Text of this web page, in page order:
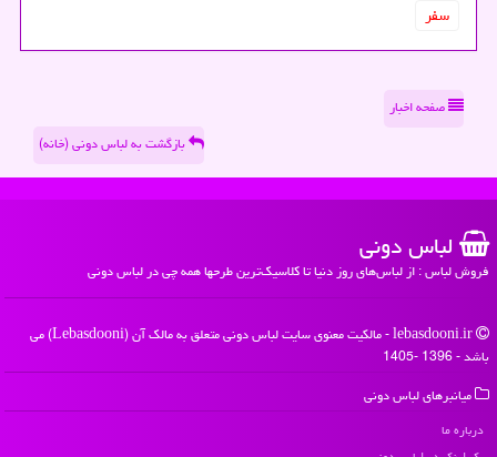
سفر
صفحه اخبار
بازگشت به لباس دونی (خانه)
لباس دونی
فروش لباس : از لباس‌های روز دنیا تا کلاسیک‌ترین طرحها همه چی در لباس دونی
lebasdooni.ir - مالکیت معنوی سایت لباس دونی متعلق به مالک آن (Lebasdooni) می
باشد - 1396 -1405
میانبرهای لباس دونی
درباره ما